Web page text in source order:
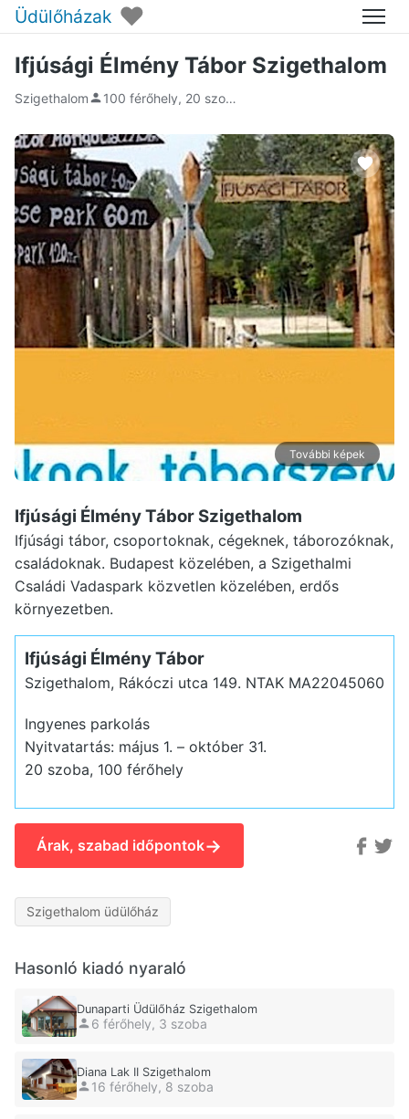
Üdülőházak ♥ Menü
Ifjúsági Élmény Tábor Szigethalom
Szigethalom 100 férőhely, 20 szoba
További képek
Ifjúsági Élmény Tábor Szigethalom
Ifjúsági tábor, csoportoknak, cégeknek, táborozóknak,
családoknak. Budapest közelében, a Szigethalmi
Családi Vadaspark közvetlen közelében, erdős
környezetben.
Ifjúsági Élmény Tábor
Szigethalom, Rákóczi utca 149. NTAK MA22045060
Ingyenes parkolás
Nyitvatartás: május 1. – október 31.
20 szoba, 100 férőhely
Árak, szabad időpontok→
Szigethalom üdülőház
Hasonló kiadó nyaraló
Dunaparti Üdülőház Szigethalom
6 férőhely, 3 szoba
Diana Lak II Szigethalom
16 férőhely, 8 szoba